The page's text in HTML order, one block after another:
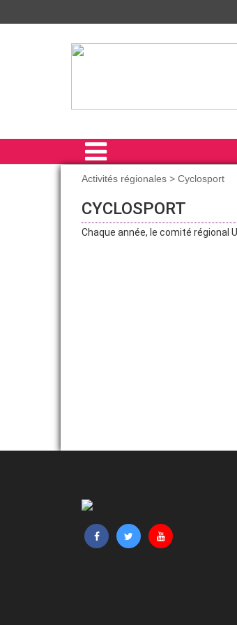
LE COMITÉ RÉGIONAL
Activités régionales > Cyclosport
CYCLOSPORT
Chaque année, le comité régional